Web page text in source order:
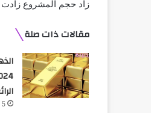
زاد حجم المشروع زادت
مقالات ذات صلة
15